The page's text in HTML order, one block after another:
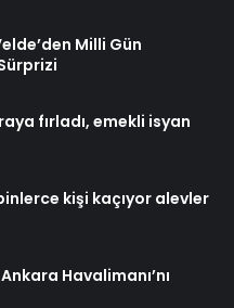
Milli Gün
fırladı, emekli isyan
kişi kaçıyor alevler
Havalimanı’nı